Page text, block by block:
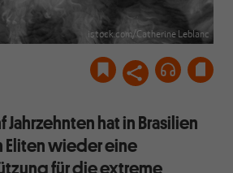
istock.com/Catherine Leblanc
Jahrzehnten hat in Brasilien
Eliten wieder eine
für die extreme